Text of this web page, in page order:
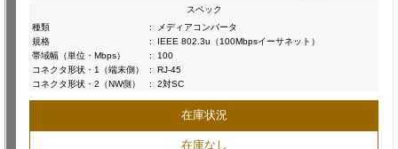
スペック
種類
:
メディアコンバータ
規格
:
IEEE 802.3u（100Mbpsイーサネット）
帯域幅（単位・Mbps）
:
100
コネクタ形状・1（端末側）
:
RJ-45
コネクタ形状・2（NW側）
: 2対SC
在庫状況
在庫なし